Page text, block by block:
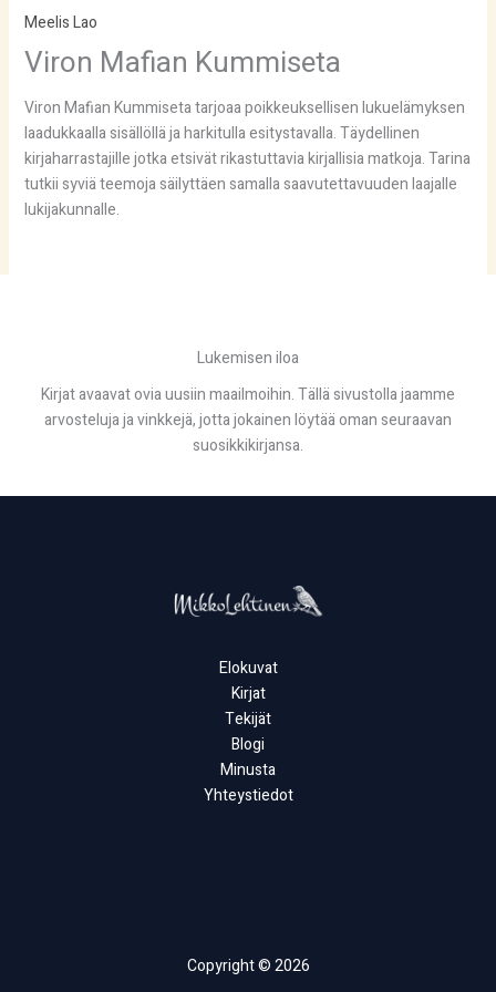
Meelis Lao
Viron Mafian Kummiseta
Viron Mafian Kummiseta tarjoaa poikkeuksellisen lukuelämyksen
laadukkaalla sisällöllä ja harkitulla esitystavalla. Täydellinen
kirjaharrastajille jotka etsivät rikastuttavia kirjallisia matkoja. Tarina
tutkii syviä teemoja säilyttäen samalla saavutettavuuden laajalle
lukijakunnalle.
Lukemisen iloa
Kirjat avaavat ovia uusiin maailmoihin. Tällä sivustolla jaamme
arvosteluja ja vinkkejä, jotta jokainen löytää oman seuraavan
suosikkikirjansa.
Elokuvat
Kirjat
Tekijät
Blogi
Minusta
Yhteystiedot
Copyright © 2026